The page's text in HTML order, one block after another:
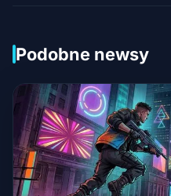
Podobne newsy